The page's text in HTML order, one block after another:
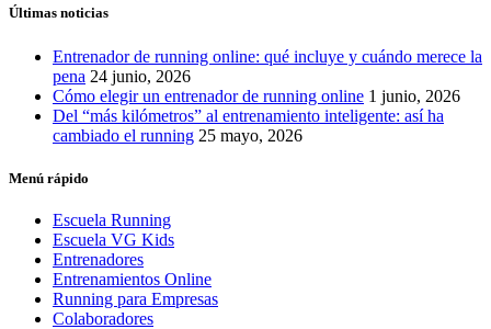
Últimas noticias
Entrenador de running online: qué incluye y cuándo merece la
pena 24 junio, 2026
Cómo elegir un entrenador de running online 1 junio, 2026
Del “más kilómetros” al entrenamiento inteligente: así ha
cambiado el running 25 mayo, 2026
Menú rápido
Escuela Running
Escuela VG Kids
Entrenadores
Entrenamientos Online
Running para Empresas
Colaboradores